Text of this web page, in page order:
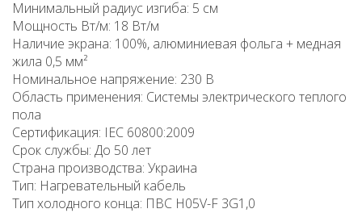
Минимальный радиус изгиба: 5 см
Мощность Вт/м: 18 Вт/м
Наличие экрана: 100%, алюминиевая фольга + медная
жила 0,5 мм²
Номинальное напряжение: 230 В
Область применения: Системы электрического теплого
пола
Сертификация: IEC 60800:2009
Срок службы: До 50 лет
Страна производства: Украина
Тип: Нагревательный кабель
Тип холодного конца: ПВС H05V-F 3G1,0